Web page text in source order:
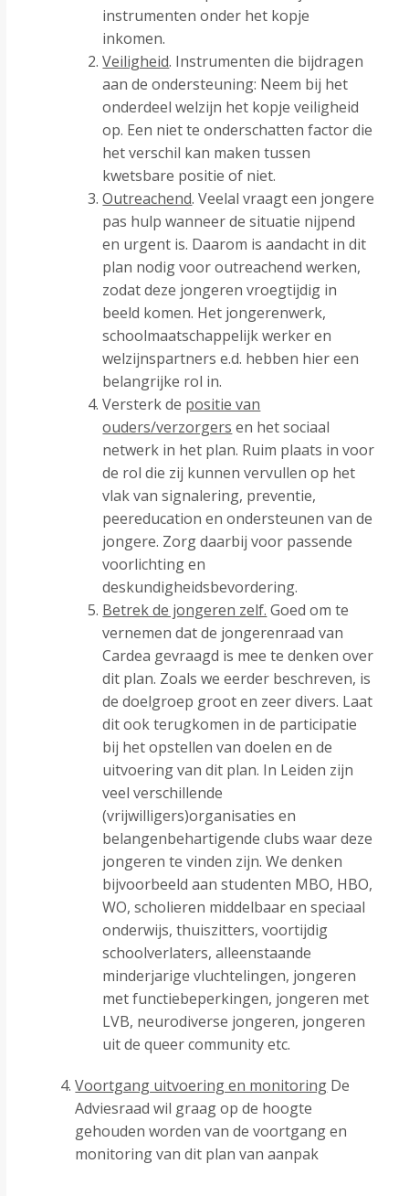
instrumenten onder het kopje
inkomen.
Veiligheid. Instrumenten die bijdragen
aan de ondersteuning: Neem bij het
onderdeel welzijn het kopje veiligheid
op. Een niet te onderschatten factor die
het verschil kan maken tussen
kwetsbare positie of niet.
Outreachend. Veelal vraagt een jongere
pas hulp wanneer de situatie nijpend
en urgent is. Daarom is aandacht in dit
plan nodig voor outreachend werken,
zodat deze jongeren vroegtijdig in
beeld komen. Het jongerenwerk,
schoolmaatschappelijk werker en
welzijnspartners e.d. hebben hier een
belangrijke rol in.
Versterk de positie van
ouders/verzorgers en het sociaal
netwerk in het plan. Ruim plaats in voor
de rol die zij kunnen vervullen op het
vlak van signalering, preventie,
peereducation en ondersteunen van de
jongere. Zorg daarbij voor passende
voorlichting en
deskundigheidsbevordering.
Betrek de jongeren zelf. Goed om te
vernemen dat de jongerenraad van
Cardea gevraagd is mee te denken over
dit plan. Zoals we eerder beschreven, is
de doelgroep groot en zeer divers. Laat
dit ook terugkomen in de participatie
bij het opstellen van doelen en de
uitvoering van dit plan. In Leiden zijn
veel verschillende
(vrijwilligers)organisaties en
belangenbehartigende clubs waar deze
jongeren te vinden zijn. We denken
bijvoorbeeld aan studenten MBO, HBO,
WO, scholieren middelbaar en speciaal
onderwijs, thuiszitters, voortijdig
schoolverlaters, alleenstaande
minderjarige vluchtelingen, jongeren
met functiebeperkingen, jongeren met
LVB, neurodiverse jongeren, jongeren
uit de queer community etc.
Voortgang uitvoering en monitoring De
Adviesraad wil graag op de hoogte
gehouden worden van de voortgang en
monitoring van dit plan van aanpak